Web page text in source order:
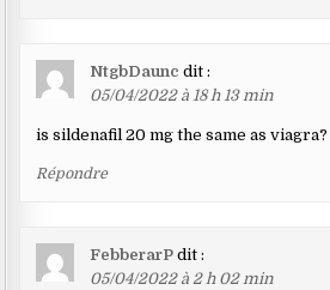
NtgbDaunc dit :
05/04/2022 à 18 h 13 min
is sildenafil 20 mg the same as
Répondre
FebberarP dit :
05/04/2022 à 2 h 02 min